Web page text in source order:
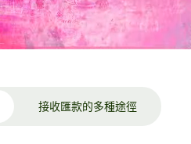
接收匯款的多種途徑